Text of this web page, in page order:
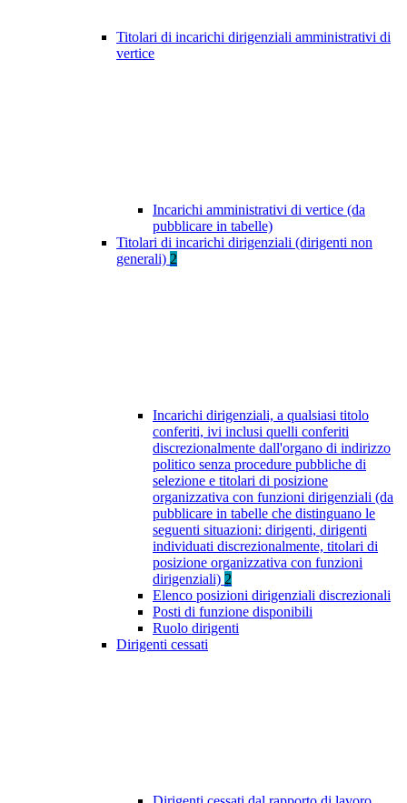
Titolari di incarichi dirigenziali amministrativi di
vertice
Incarichi amministrativi di vertice (da
pubblicare in tabelle)
Titolari di incarichi dirigenziali (dirigenti non
generali) 2
Incarichi dirigenziali, a qualsiasi titolo
conferiti, ivi inclusi quelli conferiti
discrezionalmente dall'organo di indirizzo
politico senza procedure pubbliche di
selezione e titolari di posizione
organizzativa con funzioni dirigenziali (da
pubblicare in tabelle che distinguano le
seguenti situazioni: dirigenti, dirigenti
individuati discrezionalmente, titolari di
posizione organizzativa con funzioni
dirigenziali) 2
Elenco posizioni dirigenziali discrezionali
Posti di funzione disponibili
Ruolo dirigenti
Dirigenti cessati